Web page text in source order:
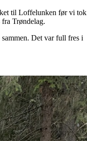
til Loffelunken før vi tok
Trøndelag.
Det var full fres i